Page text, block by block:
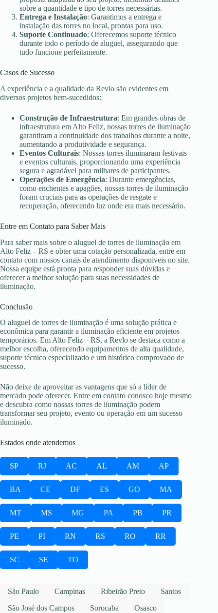
sobre a quantidade e tipo de torres necessárias.
Entrega e Instalação: Garantimos a entrega e
instalação das torres no local, prontas para uso.
Suporte Continuado: Oferecemos suporte técnico
durante todo o período de aluguel, assegurando que
tudo funcione perfeitamente.
Casos de Sucesso
A experiência e a qualidade da Revlo são evidentes em
diversos projetos bem-sucedidos:
Construção de Infraestrutura: Em grandes obras de
infraestrutura em Alto Feliz, nossas torres de iluminação
garantiram a continuidade dos trabalhos durante a noite,
aumentando a produtividade e segurança.
Eventos Culturais: Nossas torres iluminaram festivais
e eventos culturais, proporcionando uma experiência
segura e agradável para milhares de participantes.
Operações de Emergência: Durante emergências,
como enchentes e apagões, nossas torres de iluminação
foram cruciais para as operações de resgate e
recuperação, oferecendo luz onde era mais necessário.
Entre em Contato para Saber Mais
Para saber mais sobre o aluguel de torres de iluminação em
Alto Feliz – RS e obter uma cotação personalizada, entre em
contato com nossos canais de atendimento disponíveis no site.
Nossa equipe está pronta para responder suas dúvidas e
oferecer a melhor solução para suas necessidades de
iluminação.
Conclusão
O aluguel de torres de iluminação é uma solução prática e
econômica para garantir a iluminação eficiente em projetos
temporários. Em Alto Feliz – RS, a Revlo se destaca como a
melhor escolha, oferecendo equipamentos de alta qualidade,
suporte técnico especializado e um histórico comprovado de
sucesso.
Não deixe de aproveitar as vantagens que só a líder de
mercado pode oferecer. Entre em contato conosco hoje mesmo
e descubra como nossas torres de iluminação podem
transformar seu projeto, evento ou operação em um sucesso
iluminado.
Estados onde atendemos
SP RJ AC AL AM AP
BA CE DF ES GO MA
MT MS MG PA PB PR
PE PI RN RS RO RR
SC SE TO
São Paulo Campinas Ribeirão Preto
Santos
São José dos Campos
Sorocaba
Osasco